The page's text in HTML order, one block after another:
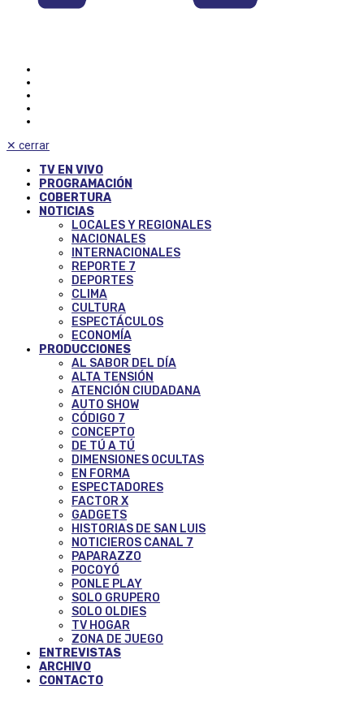
✕ cerrar
TV EN VIVO
PROGRAMACIÓN
COBERTURA
NOTICIAS
LOCALES Y REGIONALES
NACIONALES
INTERNACIONALES
REPORTE 7
DEPORTES
CLIMA
CULTURA
ESPECTÁCULOS
ECONOMÍA
PRODUCCIONES
AL SABOR DEL DÍA
ALTA TENSIÓN
ATENCIÓN CIUDADANA
AUTO SHOW
CÓDIGO 7
CONCEPTO
DE TÚ A TÚ
DIMENSIONES OCULTAS
EN FORMA
ESPECTADORES
FACTOR X
GADGETS
HISTORIAS DE SAN LUIS
NOTICIEROS CANAL 7
PAPARAZZO
POCOYÓ
PONLE PLAY
SOLO GRUPERO
SOLO OLDIES
TV HOGAR
ZONA DE JUEGO
ENTREVISTAS
ARCHIVO
CONTACTO